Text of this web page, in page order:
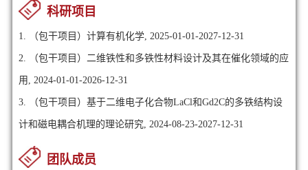
科研项目
1. （包干项目）计算有机化学, 2025-01-01-2027-12-31
2. （包干项目）二维铁性和多铁性材料设计及其在催化领域的应
用, 2024-01-01-2026-12-31
3. （包干项目）基于二维电子化合物LaCl和Gd2C的多铁结构设
计和磁电耦合机理的理论研究, 2024-08-23-2027-12-31
团队成员